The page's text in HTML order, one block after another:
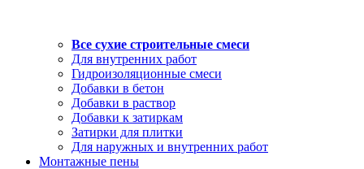
Все сухие строительные смеси
Для внутренних работ
Гидроизоляционные смеси
Добавки в бетон
Добавки в раствор
Добавки к затиркам
Затирки для плитки
Для наружных и внутренних работ
Монтажные пены